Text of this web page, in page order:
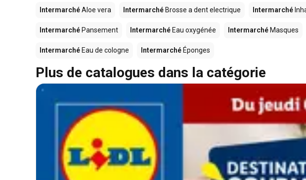
IntermarchéAloe vera Intermarché Brosse a dent electrique Intermarché
Intermarché Pansement Intermarché Eau oxygénée Intermarché Masques
Intermarché Eau de cologne Intermarché Éponges
Plus de catalogues dans la catégorie